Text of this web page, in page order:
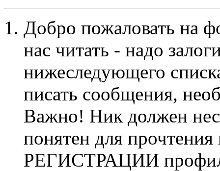
Добро пожаловать на
нас читать - надо
нижеследующего
писать сообщения,
Важно! Ник должен
понятен для
РЕГИСТРАЦИИ профиль